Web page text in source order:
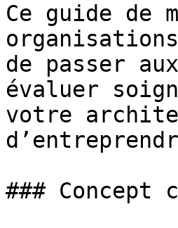
Ce guide de
de passer
évaluer
votre
### Concept